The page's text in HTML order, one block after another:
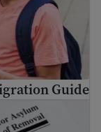
Guide
په امریکا کې